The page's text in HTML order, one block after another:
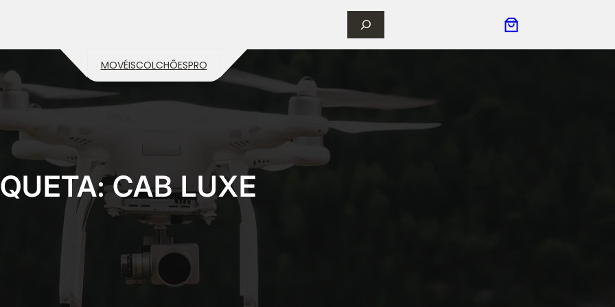
MOVÉISCOLCHÕESPRO
CAB LUXE